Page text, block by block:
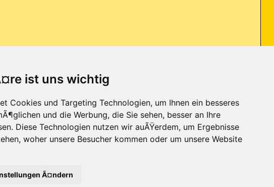
ist uns wichtig
Cookies und Targeting Technologien, um Ihnen ein besseres
und die Werbung, die Sie sehen, besser an Ihre
Diese Technologien nutzen wir auÃŸerdem, um Ergebnisse
woher unsere Besucher kommen oder um unsere Website
Ã¤ndern
sie hat sich gestern Abend den "GVU-Trojaner" eingefangen und ich
Kontakt-Trojaner-Board-Archiv-Datenschutzerklärung-Nach oben